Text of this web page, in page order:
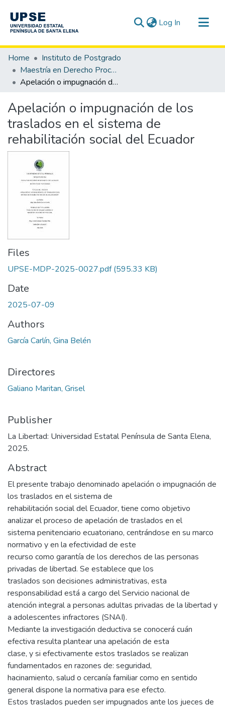
Log In (current)
Communities & Collections
All of DSpace
Statistics
Home
Instituto de Postgrado
Maestría en Derecho Procesal
Apelación o impugnación de los traslados en el sistema de rehabilitación social del Ecuador
Apelación o impugnación de los
traslados en el sistema de
rehabilitación social del Ecuador
Files
UPSE-MDP-2025-0027.pdf(595.33 KB)
Date
2025-07-09
Authors
García Carlín, Gina Belén
Directores
Galiano Maritan, Grisel
Publisher
La Libertad: Universidad Estatal Península de Santa Elena,
2025.
Abstract
El presente trabajo denominado apelación o impugnación de
los traslados en el sistema de
rehabilitación social del Ecuador, tiene como objetivo
analizar el proceso de apelación de traslados en el
sistema penitenciario ecuatoriano, centrándose en su marco
normativo y en la efectividad de este
recurso como garantía de los derechos de las personas
privadas de libertad. Se establece que los
traslados son decisiones administrativas, esta
responsabilidad está a cargo del Servicio nacional de
atención integral a personas adultas privadas de la libertad y
a adolescentes infractores (SNAI).
Mediante la investigación deductiva se conocerá cuán
efectiva resulta plantear una apelación de esta
clase, y si efectivamente estos traslados se realizan
fundamentados en razones de: seguridad,
hacinamiento, salud o cercanía familiar como en sentido
general dispone la normativa para ese efecto.
Estos traslados pueden ser impugnados ante los jueces de